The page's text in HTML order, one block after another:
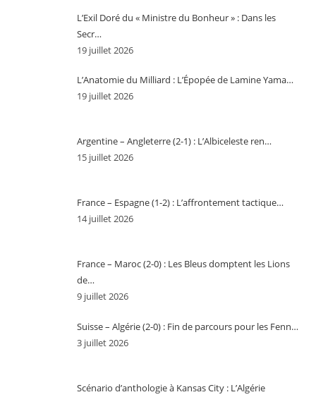
L’Exil Doré du « Ministre du Bonheur » : Dans les
Secr…
19 juillet 2026
L’Anatomie du Milliard : L’Épopée de Lamine Yama…
19 juillet 2026
Argentine – Angleterre (2-1) : L’Albiceleste ren…
15 juillet 2026
France – Espagne (1-2) : L’affrontement tactique…
14 juillet 2026
France – Maroc (2-0) : Les Bleus domptent les Lions
de…
9 juillet 2026
Suisse – Algérie (2-0) : Fin de parcours pour les Fenn…
3 juillet 2026
Scénario d’anthologie à Kansas City : L’Algérie